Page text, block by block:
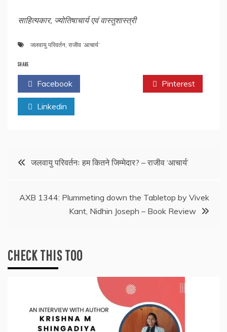
साहित्यकार, ज्योतिषाचार्य एवं वास्तुशास्त्री
जलवायु परिवर्तन, राजीव ‘आचार्य’
SHARE
Facebook Pinterest
Linkedin
Postजलवायु परिवर्तनः हम कितने जिम्मेदार? – राजीव ‘आचार्य’
AXB 1344: Plummeting down the Tabletop by Vivek
Kant, Nidhin Joseph – Book Review
CHECK THIS TOO